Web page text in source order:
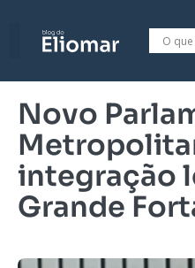
Novo
integração
Grande